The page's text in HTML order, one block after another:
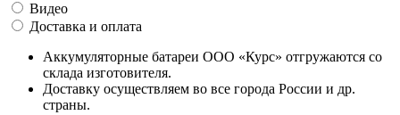
Видео
Доставка и оплата
Аккумуляторные батареи ООО «Курс» отгружаются со
склада изготовителя.
Доставку осуществляем во все города России и др.
страны.